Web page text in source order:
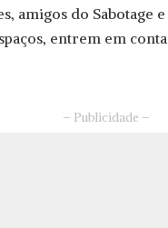
amigos do Sabotage
entrem em
– Publicidade –